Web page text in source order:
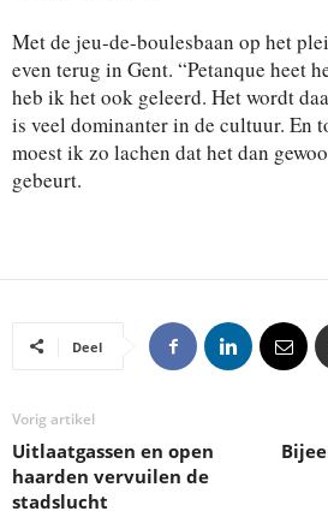
Met de jeu-de-boulesbaan op het
even terug in Gent. “Petanque heet
heb ik het ook geleerd. Het wordt
is veel dominanter in de cultuur. En
moest ik zo lachen dat het dan
gebeurt.
Deel
Vorig artikel
Uitlaatgassen en open
haarden vervuilen de
stadslucht